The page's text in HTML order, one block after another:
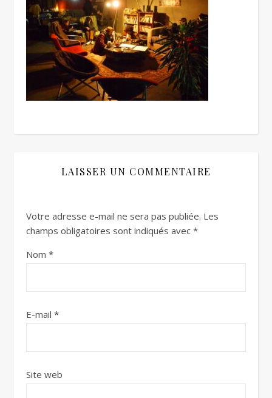
LAISSER UN COMMENTAIRE
Votre adresse e-mail ne sera pas publiée. Les
champs obligatoires sont indiqués avec *
Nom *
E-mail *
Site web